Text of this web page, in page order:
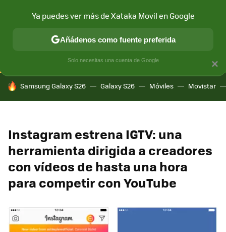
CONECTIVIDAD MÓVIL Y SOCIEDAD APLICACIONES
HOY SE HABLA DE
Samsung Galaxy S26 Galaxy S26 Móviles Movistar
Instagram estrena IGTV: una
herramienta dirigida a creadores
con vídeos de hasta una hora
para competir con YouTube
×
Ya puedes ver más de Xataka Movil en Google
Añádenos como fuente preferida
Solo necesitas una cuenta de Google